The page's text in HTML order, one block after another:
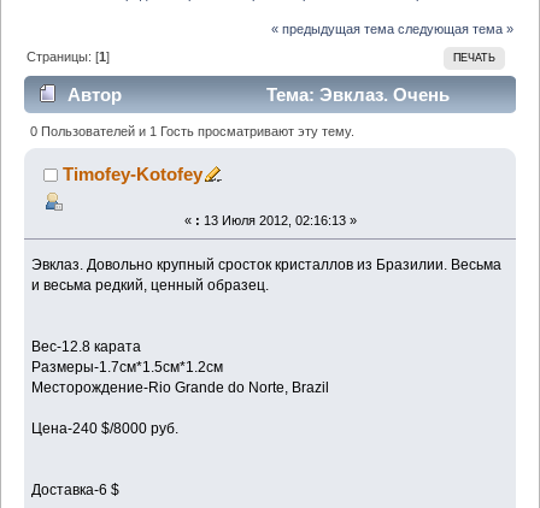
« предыдущая тема следующая тема »
ПЕЧАТЬ
Страницы: [1]
Автор
Тема: Эвклаз. Очень
редкий и красивый сросток кристаллов. 12.8 карата
(Прочитано 1291 раз)
0 Пользователей и 1 Гость просматривают эту тему.
Timofey-Kotofey
« : 13 Июля 2012, 02:16:13 »
Эвклаз. Довольно крупный сросток кристаллов из Бразилии. Весьма
и весьма редкий, ценный образец.
Вес-12.8 карата
Размеры-1.7см*1.5см*1.2см
Месторождение-Rio Grande do Norte, Brazil
Цена-240 $/8000 руб.
Доставка-6 $